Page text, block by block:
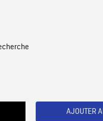
AJOUTER